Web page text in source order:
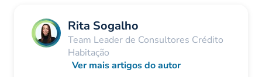
Rita Sogalho
Team Leader de Consultores Crédito
Habitação
Ver mais artigos do autor